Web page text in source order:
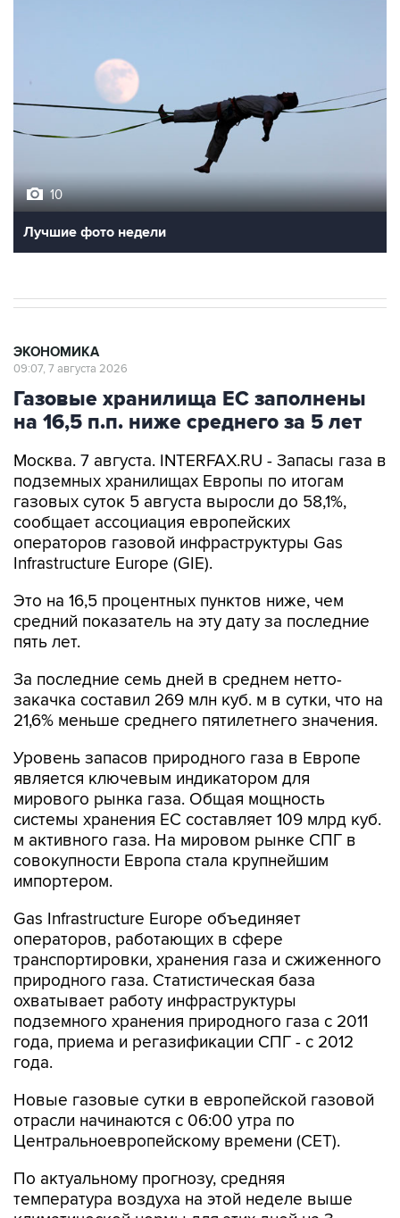
10
Лучшие фото недели
ЭКОНОМИКА
09:07, 7 августа 2026
Газовые хранилища ЕС заполнены
на 16,5 п.п. ниже среднего за 5 лет
Москва. 7 августа. INTERFAX.RU - Запасы газа в
подземных хранилищах Европы по итогам
газовых суток 5 августа выросли до 58,1%,
сообщает ассоциация европейских
операторов газовой инфраструктуры Gas
Infrastructure Europe (GIE).
Это на 16,5 процентных пунктов ниже, чем
средний показатель на эту дату за последние
пять лет.
За последние семь дней в среднем нетто-
закачка составил 269 млн куб. м в сутки, что на
21,6% меньше среднего пятилетнего значения.
Уровень запасов природного газа в Европе
является ключевым индикатором для
мирового рынка газа. Общая мощность
системы хранения ЕС составляет 109 млрд куб.
м активного газа. На мировом рынке СПГ в
совокупности Европа стала крупнейшим
импортером.
Gas Infrastructure Europe объединяет
операторов, работающих в сфере
транспортировки, хранения газа и сжиженного
природного газа. Статистическая база
охватывает работу инфраструктуры
подземного хранения природного газа с 2011
года, приема и регазификации СПГ - с 2012
года.
Новые газовые сутки в европейской газовой
отрасли начинаются c 06:00 утра по
Центральноевропейскому времени (CET).
По актуальному прогнозу, средняя
температура воздуха на этой неделе выше